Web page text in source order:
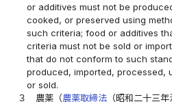
or additives must not be
cooked, or preserved using
such criteria; food or additives
criteria must not be sold or
that do not conform to such
produced, imported, processed,
or sold.
３
農薬（農薬取締法 （昭和二十三